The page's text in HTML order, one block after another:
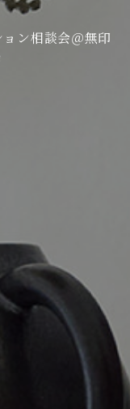
ン相談会＠無印